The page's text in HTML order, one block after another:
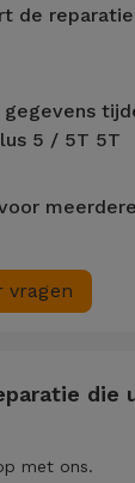
de
in ongeveer
5 / 5T 5T
om
nodigMocht
vragen
die
met ons.